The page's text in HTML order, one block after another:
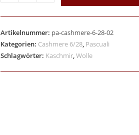
Artikelnummer: pa-cashmere-6-28-02
Kategorien: Cashmere 6/28, Pascuali
Schlagwörter: Kaschmir,Wolle